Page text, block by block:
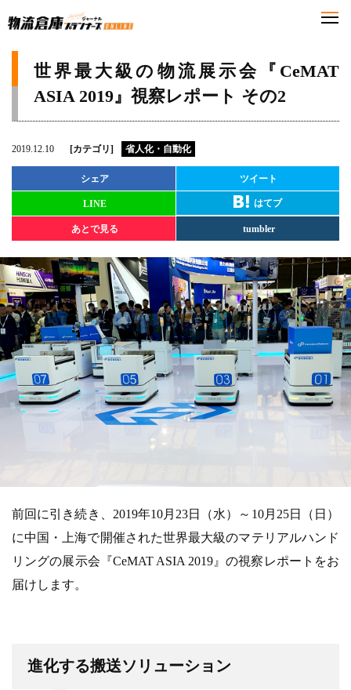
世界最大級の物流展示会『CeMAT
ASIA 2019』視察レポート その2
2019.12.10 [カテゴリ] 省人化・自動化
シェア ツイート
LINE はてブ
あとで見る tumbler
前回に引き続き、2019年10月23日（水）～10月25日（日）
に中国・上海で開催された世界最大級のマテリアルハンド
リングの展示会『CeMAT ASIA 2019』の視察レポートをお
届けします。
進化する搬送ソリューション